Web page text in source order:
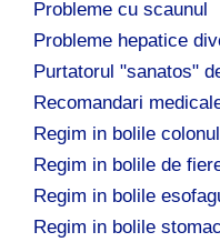
Probleme cu scaunul
Probleme hepatice
Purtatorul "sanatos"
Recomandari
Regim in bolile
Regim in bolile de
Regim in bolile
Regim in bolile